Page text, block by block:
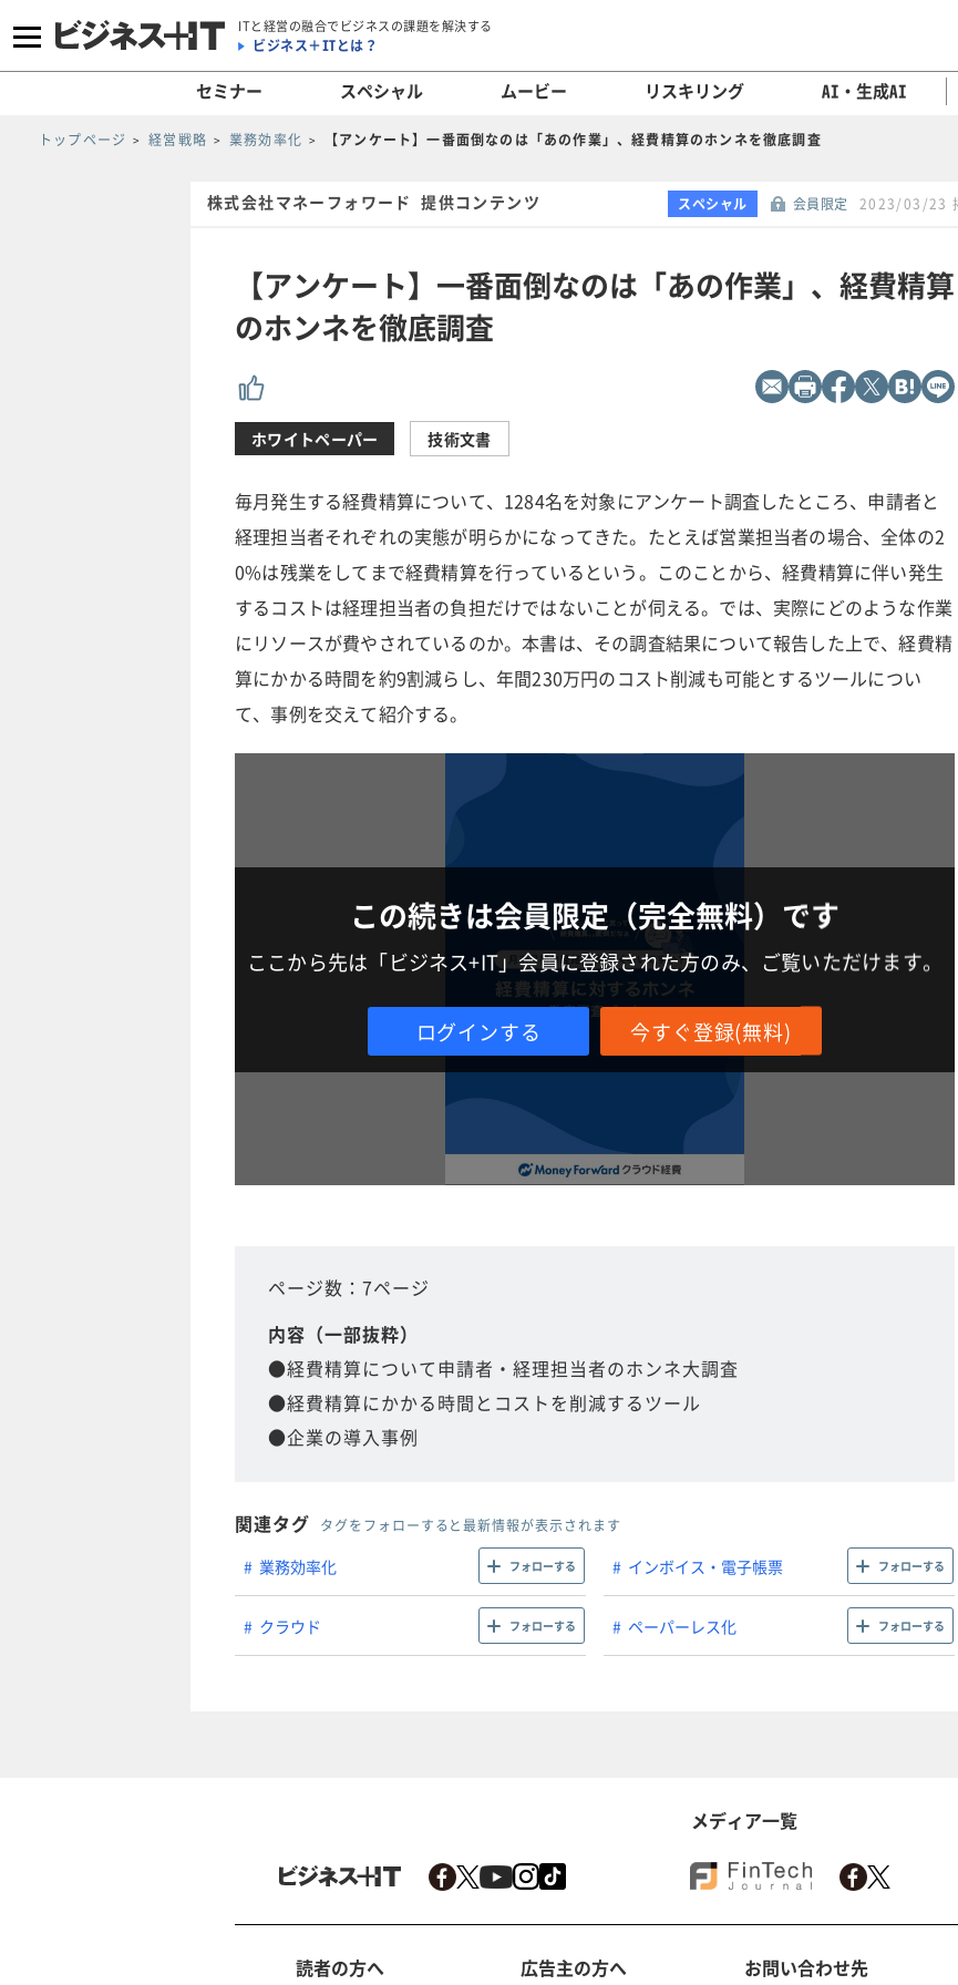
ITと経営の融合でビジネスの課題を解決する
ビジネス＋ITとは？
セミナー スペシャル ムービー リスキリング AI・生成AI
トップページ 経営戦略 業務効率化 【アンケート】一番面倒なのは「あの作業」、経費精算のホンネを徹底調査
株式会社マネーフォワード 提供コンテンツ スペシャル 会員限定 2023/03/23
【アンケート】一番面倒なのは「あの作業」、経費精算
のホンネを徹底調査
ホワイトペーパー 技術文書
毎月発生する経費精算について、1284名を対象にアンケート調査したところ、申請者と
経理担当者それぞれの実態が明らかになってきた。たとえば営業担当者の場合、全体の2
0%は残業をしてまで経費精算を行っているという。このことから、経費精算に伴い発生
するコストは経理担当者の負担だけではないことが伺える。では、実際にどのような作業
にリソースが費やされているのか。本書は、その調査結果について報告した上で、経費精
算にかかる時間を約9割減らし、年間230万円のコスト削減も可能とするツールについ
て、事例を交えて紹介する。
この続きは会員限定（完全無料）です
ここから先は「ビジネス+IT」会員に登録された方のみ、ご覧いただけます。
ログインする 今すぐ登録(無料)
ページ数：7ページ
内容（一部抜粋）
●経費精算について申請者・経理担当者のホンネ大調査
●経費精算にかかる時間とコストを削減するツール
●企業の導入事例
関連タグ タグをフォローすると最新情報が表示されます
業務効率化 フォローする インボイス・電子帳票 フォローする
クラウド フォローする ペーパーレス化 フォローする
メディア一覧
読者の方へ 広告主の方へ お問い合わせ先